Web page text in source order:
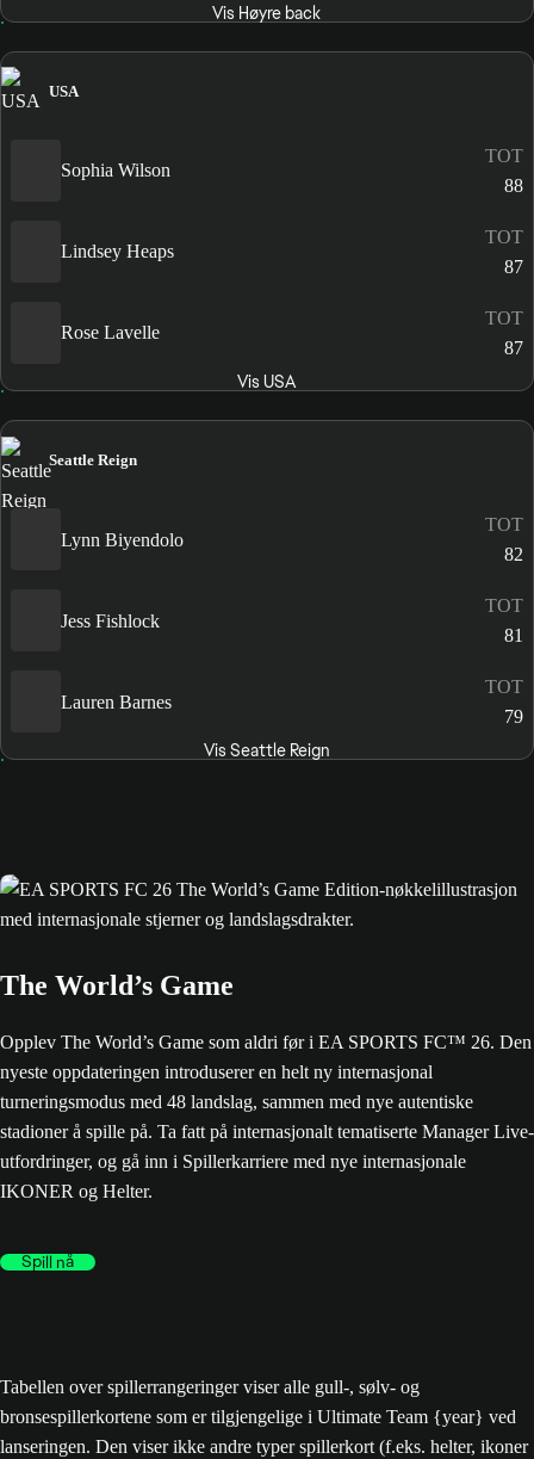
Vis Høyre back
USA
Sophia Wilson
TOT
88
Lindsey Heaps
TOT
87
Rose Lavelle
TOT
87
Vis USA
Seattle Reign
Lynn Biyendolo
TOT
82
Jess Fishlock
TOT
81
Lauren Barnes
TOT
79
Vis Seattle Reign
The World’s Game
Opplev The World’s Game som aldri før i EA SPORTS FC™ 26. Den
nyeste oppdateringen introduserer en helt ny internasjonal
turneringsmodus med 48 landslag, sammen med nye autentiske
stadioner å spille på. Ta fatt på internasjonalt tematiserte Manager Live-
utfordringer, og gå inn i Spillerkarriere med nye internasjonale
IKONER og Helter.
Spill nå
Tabellen over spillerrangeringer viser alle gull-, sølv- og
bronsespillerkortene som er tilgjengelige i Ultimate Team {year} ved
lanseringen. Den viser ikke andre typer spillerkort (f.eks. helter, ikoner